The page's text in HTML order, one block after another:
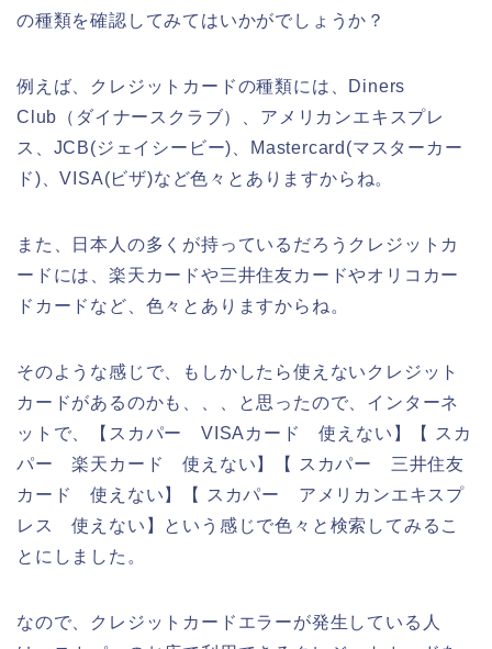
の種類を確認してみてはいかがでしょうか？
例えば、クレジットカードの種類には、Diners
Club（ダイナースクラブ）、アメリカンエキスプレ
ス、JCB(ジェイシービー)、Mastercard(マスターカー
ド)、VISA(ビザ)など色々とありますからね。
また、日本人の多くが持っているだろうクレジットカ
ードには、楽天カードや三井住友カードやオリコカー
ドカードなど、色々とありますからね。
そのような感じで、もしかしたら使えないクレジット
カードがあるのかも、、、と思ったので、インターネ
ットで、【スカパー VISAカード 使えない】【 スカ
パー 楽天カード 使えない】【 スカパー 三井住友
カード 使えない】【 スカパー アメリカンエキスプ
レス 使えない】という感じで色々と検索してみるこ
とにしました。
なので、クレジットカードエラーが発生している人